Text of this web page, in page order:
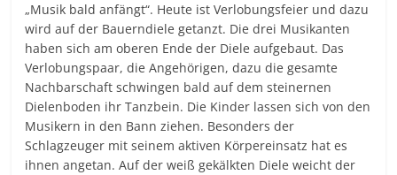
„Musik bald anfängt“. Heute ist Verlobungsfeier und dazu
wird auf der Bauerndiele getanzt. Die drei Musikanten
haben sich am oberen Ende der Diele aufgebaut. Das
Verlobungspaar, die Angehörigen, dazu die gesamte
Nachbarschaft schwingen bald auf dem steinernen
Dielenboden ihr Tanzbein. Die Kinder lassen sich von den
Musikern in den Bann ziehen. Besonders der
Schlagzeuger mit seinem aktiven Körpereinsatz hat es
ihnen angetan. Auf der weiß gekälkten Diele weicht der